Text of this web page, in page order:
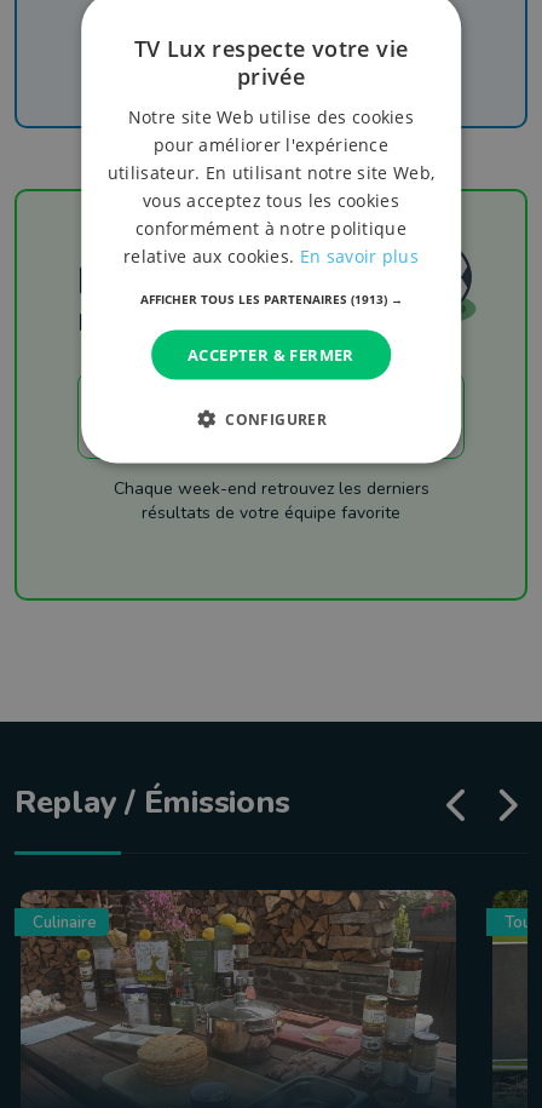
de l'info, du sport et de nos émissions
Football
Les résultats
LES RÉSULTATS
Chaque week-end retrouvez les derniers
résultats de votre équipe favorite
Replay / Émissions
Culinaire
TV Lux respecte votre vie
privée
Notre site Web utilise des cookies
pour améliorer l'expérience
utilisateur. En utilisant notre site Web,
vous acceptez tous les cookies
conformément à notre politique
relative aux cookies. En savoir plus
AFFICHER TOUS LES PARTENAIRES (1913) →
ACCEPTER & FERMER
CONFIGURER